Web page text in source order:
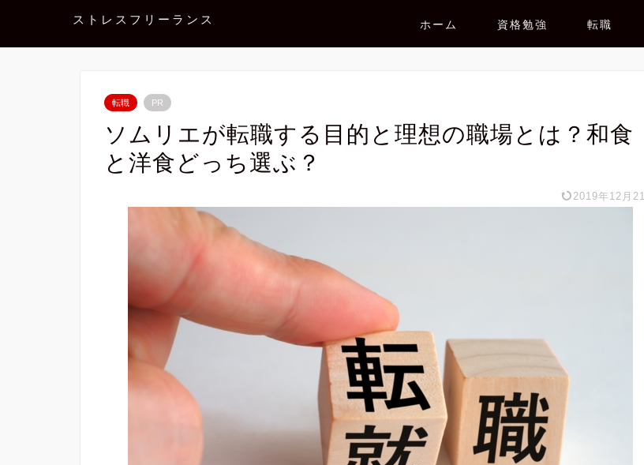
ストレスフリーランス ホーム 資格勉強 転職
転職 PR
ソムリエが転職する目的と理想の職場とは？和食
と洋食どっち選ぶ？
2019年12月21